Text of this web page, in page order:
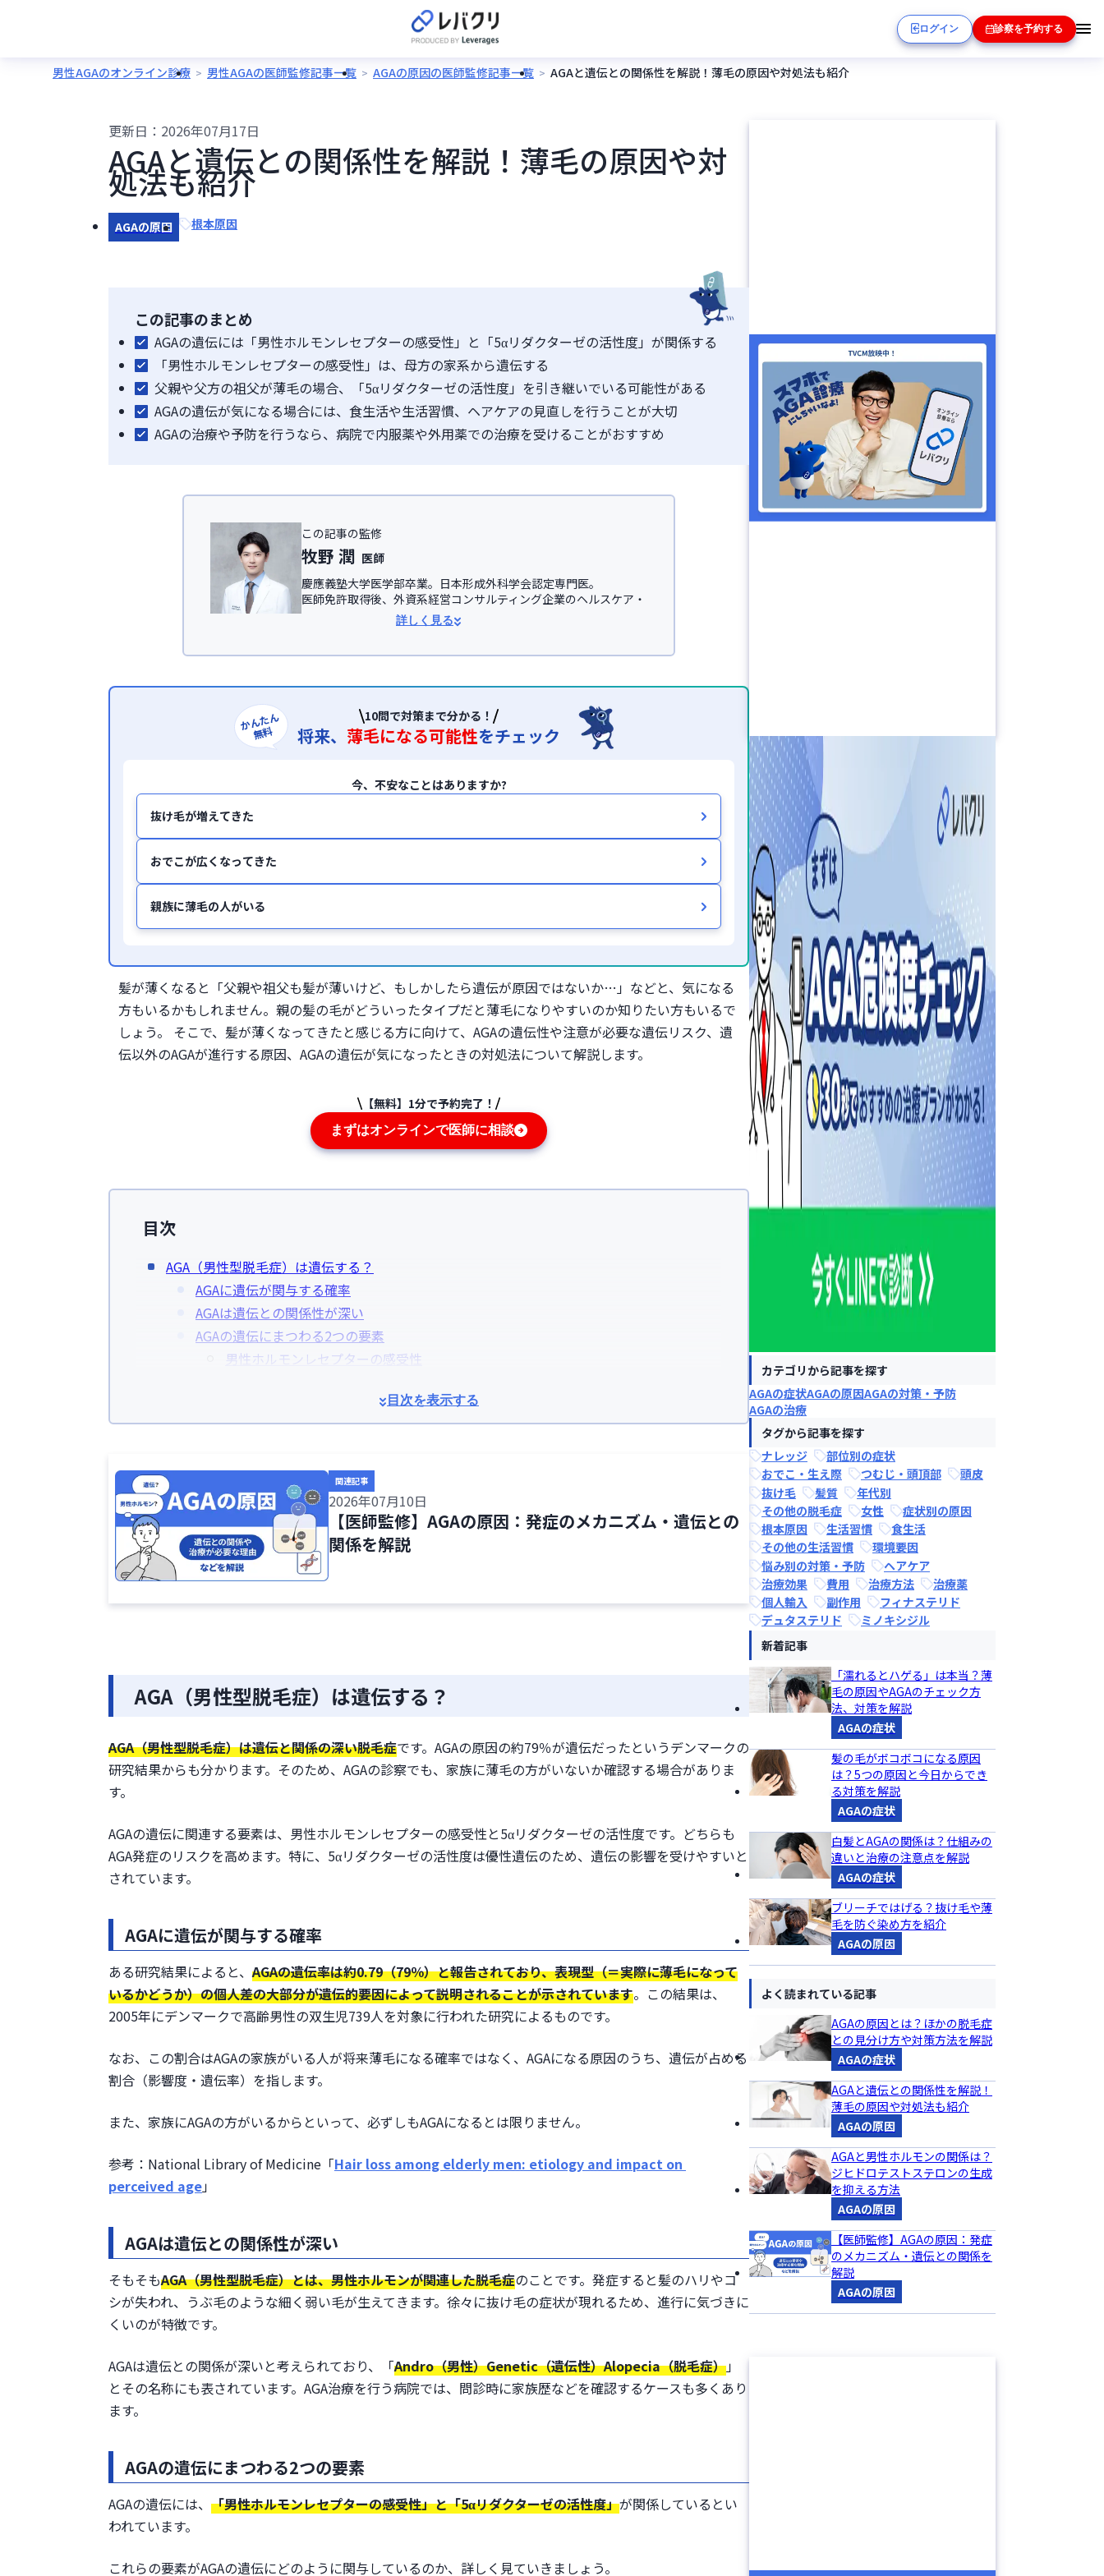
ログイン 診察を予約する
男性AGAのオンライン診療 男性AGAの医師監修記事一覧 AGAの原因の医師監修記事一覧 AGAと遺伝との関係性を解説！薄毛の原因や対処法も紹介
更新日： 2026年07月17日
AGAと遺伝との関係性を解説！薄毛の原因や対
処法も紹介
AGAの原因 根本原因
この記事のまとめ
AGAの遺伝には「男性ホルモンレセプターの感受性」と「5αリダクターゼの活性度」が関係する
「男性ホルモンレセプターの感受性」は、母方の家系から遺伝する
父親や父方の祖父が薄毛の場合、「5αリダクターゼの活性度」を引き継いでいる可能性がある
AGAの遺伝が気になる場合には、食生活や生活習慣、ヘアケアの見直しを行うことが大切
AGAの治療や予防を行うなら、病院で内服薬や外用薬での治療を受けることがおすすめ
この記事の監修
牧野 潤 医師
慶應義塾大学医学部卒業。日本形成外科学会認定専門医。
医師免許取得後、外資系経営コンサルティング企業のヘルスケア・
慶應義塾大学医学部助教を経て、美容医療を主とした
日本形成外科学会
日本美容外科学会(JSAPS)
詳しく見る
かんたん
無料
10問で対策まで分かる！
将来、 薄毛になる可能性をチェック
今、不安なことはありますか?
抜け毛が増えてきた
おでこが広くなってきた
親族に薄毛の人がいる
髪が薄くなると「父親や祖父も髪が薄いけど、もしかしたら遺伝が原因ではないか…」などと、気になる
方もいるかもしれません。親の髪の毛がどういったタイプだと薄毛になりやすいのか知りたい方もいるで
しょう。 そこで、髪が薄くなってきたと感じる方に向けて、AGAの遺伝性や注意が必要な遺伝リスク、遺
伝以外のAGAが進行する原因、AGAの遺伝が気になったときの対処法について解説します。
【無料】1分で予約完了！
まずはオンラインで医師に相談
目次
目次を表示する
AGA（男性型脱毛症）は遺伝する？
AGAに遺伝が関与する確率
AGAは遺伝との関係性が深い
AGAの遺伝にまつわる2つの要素
男性ホルモンレセプターの感受性
母方と父方のどちらが影響する？AGAの遺伝リスク
AGAのリスク大：母方の祖父や曽祖父が薄毛
AGA遺伝子検査は意味ない？検査で分かること
遺伝以外のAGAが進行する原因
食生活の乱れ
不規則な生活習慣
ストレス
AGAの遺伝が気になったときの対処法
関連記事
2026年07月10日
【医師監修】AGAの原因：発症のメカニズム・遺伝との
関係を解説
AGA（男性型脱毛症）は遺伝する？
AGA（男性型脱毛症）は遺伝と関係の深い脱毛症です。AGAの原因の約79％が遺伝だったというデンマークの
研究結果からも分かります。そのため、AGAの診察でも、家族に薄毛の方がいないか確認する場合がありま
す。
AGAの遺伝に関連する要素は、男性ホルモンレセプターの感受性と5αリダクターゼの活性度です。どちらも
AGA発症のリスクを高めます。特に、5αリダクターゼの活性度は優性遺伝のため、遺伝の影響を受けやすいと
されています。
AGAに遺伝が関与する確率
ある研究結果によると、AGAの遺伝率は約0.79（79％）と報告されており、表現型（＝実際に薄毛になって
いるかどうか）の個人差の大部分が遺伝的要因によって説明されることが示されています。この結果は、
2005年にデンマークで高齢男性の双生児739人を対象に行われた研究によるものです。
なお、この割合はAGAの家族がいる人が将来薄毛になる確率ではなく、AGAになる原因のうち、遺伝が占める
割合（影響度・遺伝率）を指します。
また、家族にAGAの方がいるからといって、必ずしもAGAになるとは限りません。
参考：National Library of Medicine「Hair loss among elderly men: etiology and impact on
perceived age」
AGAは遺伝との関係性が深い
そもそもAGA（男性型脱毛症）とは、男性ホルモンが関連した脱毛症のことです。発症すると髪のハリやコ
シが失われ、うぶ毛のような細く弱い毛が生えてきます。徐々に抜け毛の症状が現れるため、進行に気づきに
くいのが特徴です。
AGAは遺伝との関係が深いと考えられており、「Andro（男性）Genetic（遺伝性）Alopecia（脱毛症）」
とその名称にも表されています。AGA治療を行う病院では、問診時に家族歴などを確認するケースも多くあり
ます。
AGAの遺伝にまつわる2つの要素
AGAの遺伝には、 「男性ホルモンレセプターの感受性」と「5αリダクターゼの活性度」が関係しているとい
われています。
これらの要素がAGAの遺伝にどのように関与しているのか、詳しく見ていきましょう。
カテゴリから記事を探す
AGAの症状AGAの原因AGAの対策・予防
AGAの治療
タグから記事を探す
ナレッジ
部位別の症状
おでこ・生え際
つむじ・頭頂部
頭皮
抜け毛
髪質
年代別
その他の脱毛症
女性
症状別の原因
根本原因
生活習慣
食生活
その他の生活習慣
環境要因
悩み別の対策・予防
ヘアケア
治療効果
費用 治療方法
治療薬
個人輸入
副作用
フィナステリド
デュタステリド
ミノキシジル
新着記事
「濡れるとハゲる」は本当？薄
毛の原因やAGAのチェック方
法、対策を解説
AGAの症状
髪の毛がボコボコになる原因
は？5つの原因と今日からでき
る対策を解説
AGAの症状
白髪とAGAの関係は？仕組みの
違いと治療の注意点を解説
AGAの症状
ブリーチではげる？抜け毛や薄
毛を防ぐ染め方を紹介
AGAの原因
よく読まれている記事
AGAの原因とは？ほかの脱毛症
との見分け方や対策方法を解説
AGAの症状
AGAと遺伝との関係性を解説！
薄毛の原因や対処法も紹介
AGAの原因
AGAと男性ホルモンの関係は？
ジヒドロテストステロンの生成
を抑える方法
AGAの原因
【医師監修】AGAの原因：発症
のメカニズム・遺伝との関係を
解説
AGAの原因